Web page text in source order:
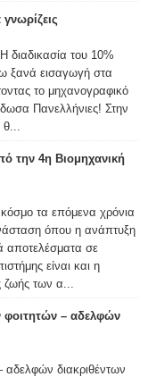
διαδικασία του 10%
ξανά εισαγωγή στα
το μηχανογραφικό
Πανελλήνιες! Στην
την 4η Βιομηχανική
τα επόμενα χρόνια
όπου η ανάπτυξη
αποτελέσματα σε
είναι και η
ζωής των α...
φοιτητών – αδελφών
αδελφών διακριθέντων